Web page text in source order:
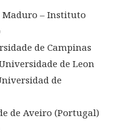
Maduro – Instituto
de Campinas
de Leon
de
de Aveiro (Portugal)